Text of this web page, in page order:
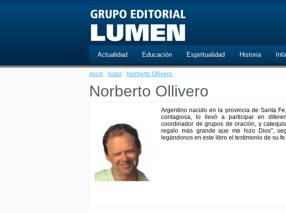
Actualidad Educación Espiritualidad Historia
Inicio · Autor · Norberto Ollivero
Norberto Ollivero
Argentino nacido en la provincia de Santa
contagiosa, lo llevó a participar en
coordinador de grupos de oración, y
regalo más grande que me hizo Dios",
legándonos en este libro el testimonio de su